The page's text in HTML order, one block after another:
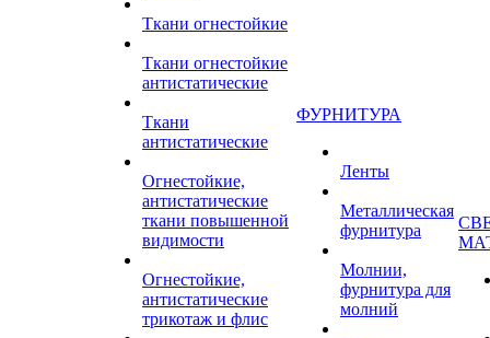
Ткани огнестойкие
Ткани огнестойкие
антистатические
Ткани
антистатические
Огнестойкие,
антистатические
ткани повышенной
видимости
Огнестойкие,
антистатические
трикотаж и флис
ФУРНИТУРА
Ленты
Металлическая
фурнитура
Молнии,
фурнитура для
молний